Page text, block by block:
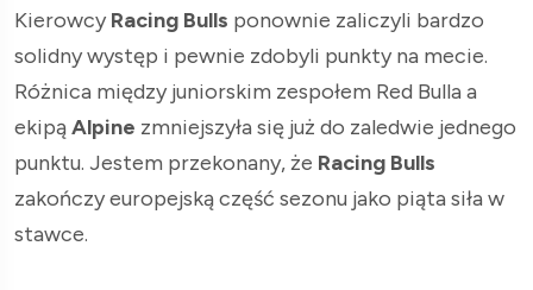
Kierowcy Racing Bulls ponownie zaliczyli bardzo
solidny występ i pewnie zdobyli punkty na mecie.
Różnica między juniorskim zespołem Red Bulla a
ekipąAlpine zmniejszyła się już do zaledwie jednego
punktu. Jestem przekonany, że Racing Bulls
zakończy europejską część sezonu jako piąta siła w
stawce.